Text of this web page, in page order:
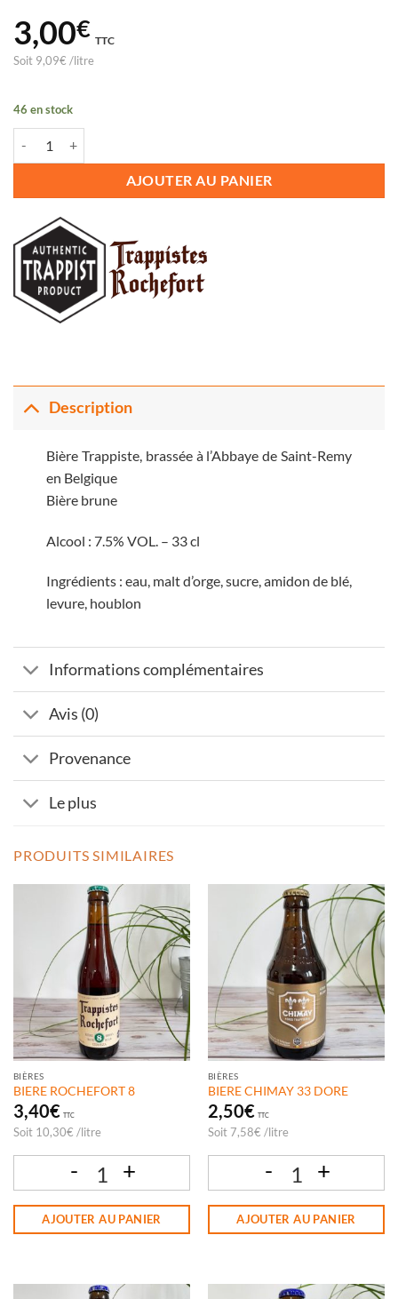
3,00€ TTC
Soit 9,09€ /litre
46 en stock
AJOUTER AU PANIER
Description
Bière Trappiste, brassée à l’Abbaye de Saint-Remy
en Belgique
Bière brune
Alcool : 7.5% VOL. – 33 cl
Ingrédients : eau, malt d’orge, sucre, amidon de blé,
levure, houblon
Informations complémentaires
Avis (0)
Provenance
Le plus
PRODUITS SIMILAIRES
BIÈRES
BIERE ROCHEFORT 8
3,40€ TTC
Soit 10,30€ /litre
AJOUTER AU PANIER
BIÈRES
BIERE CHIMAY 33 DORE
2,50€ TTC
Soit 7,58€ /litre
AJOUTER AU PANIER